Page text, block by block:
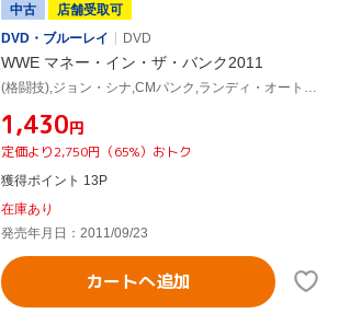
中古
店舗受取可
DVD・ブルーレイ
DVD
WWE マネー・イン・ザ・バンク2011
¥1,430円
定価より2,750円（65%）おトク
獲得ポイント 13P
在庫あり
発売年月日：2011/09/23
カートへ追加